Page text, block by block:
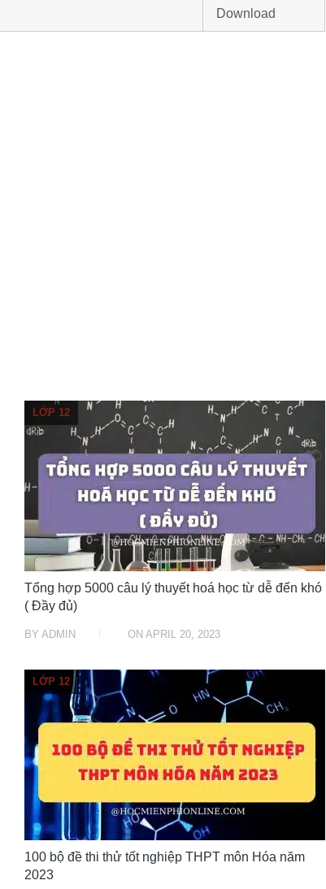
Download
LỚP 12
Tổng hợp 5000 câu lý thuyết hoá học từ dễ đến khó
( Đầy đủ)
BY ADMIN ON APRIL 20, 2023
LỚP 12
100 bộ đề thi thử tốt nghiệp THPT môn Hóa năm
2023